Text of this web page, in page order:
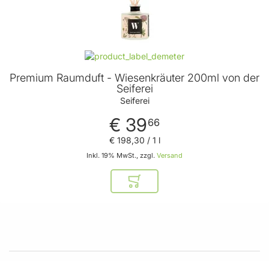
Premium Raumduft - Wiesenkräuter 200ml von der
Seiferei
Seiferei
€ 3966
Inkl. 19% MwSt., zzgl. Versand
€ 198,30 / 1 l
In den Warenkorb